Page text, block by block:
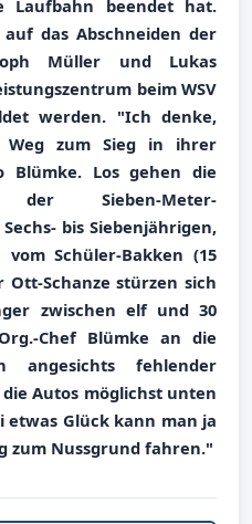
Laufbahn beendet hat.
das Abschneiden der
Müller und Lukas
beim WSV
werden. "Ich denke,
zum Sieg in ihrer
Blümke. Los gehen die
Sieben-Meter-
bis Siebenjährigen,
Schüler-Bakken (15
Ott-Schanze stürzen sich
zwischen elf und 30
Chef Blümke an die
angesichts fehlender
Autos möglichst unten
etwas Glück kann man ja
zum Nussgrund fahren."